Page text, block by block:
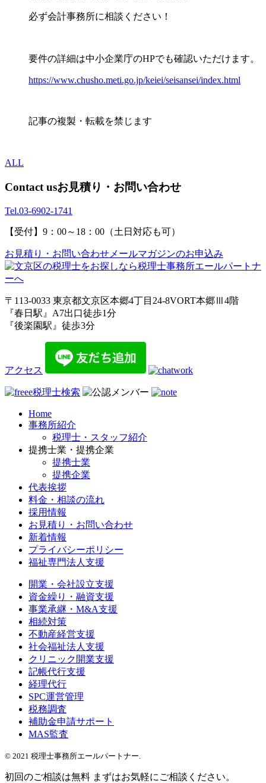
必ず会計事務所に相談ください！
要件の詳細は中小企業庁のHPでも確認いただけます。
https://www.chusho.meti.go.jp/keiei/seisansei/index.html
記事の複製・転載を禁じます
ALL
Contact usお見積り・お問い合わせ
Tel.03-6902-1741
【受付】9：00～18：00（土日対応も可）
お見積り・お問い合わせメールマガジンのお申込み
〒113-0033 東京都文京区本郷4丁目24-8VORT本郷Ⅲ4階
『春日駅』A7出口徒歩1分
『後楽園駅』徒歩3分
アクセス
Home
事務所紹介
税理士・スタッフ紹介
提携士業・提携企業
提携士業
提携企業
代表挨拶
料金・相談の流れ
採用情報
お見積り・お問い合わせ
新着情報
プライバシーポリシー
福祉専門法人支援
開業・会社設立支援
資金繰り・融資支援
事業承継・M&A支援
相続対策
不動産経営支援
社会福祉法人支援
クリニック開業支援
記帳代行支援
経理代行
SPC運営管理
税務調査
補助金申請サポート
MAS監査
© 2021 税理士事務所エールパートナー.
初回のご相談は無料 まずはお気軽にご相談ください。